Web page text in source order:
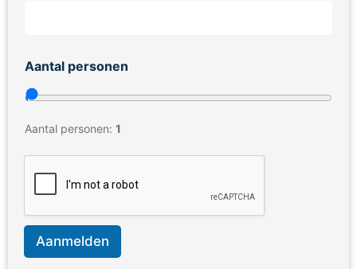
Aantal personen
Aantal personen: 1
Aanmelden